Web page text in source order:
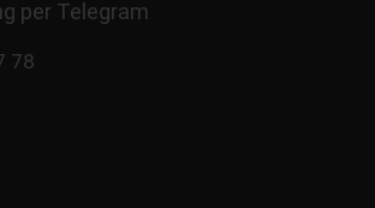
per Telegram
78